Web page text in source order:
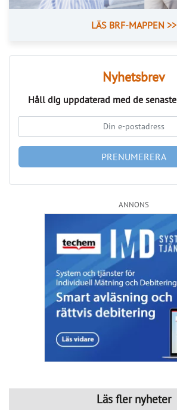
LÄS BRF-MAPPEN >>
Nyhetsbrev
Håll dig uppdaterad med de senaste
PRENUMERERA
ANNONS
Läs fler nyheter